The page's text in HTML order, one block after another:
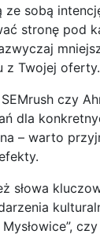
sobą
stronę pod
z Twojej oferty.
czy
dla
– warto